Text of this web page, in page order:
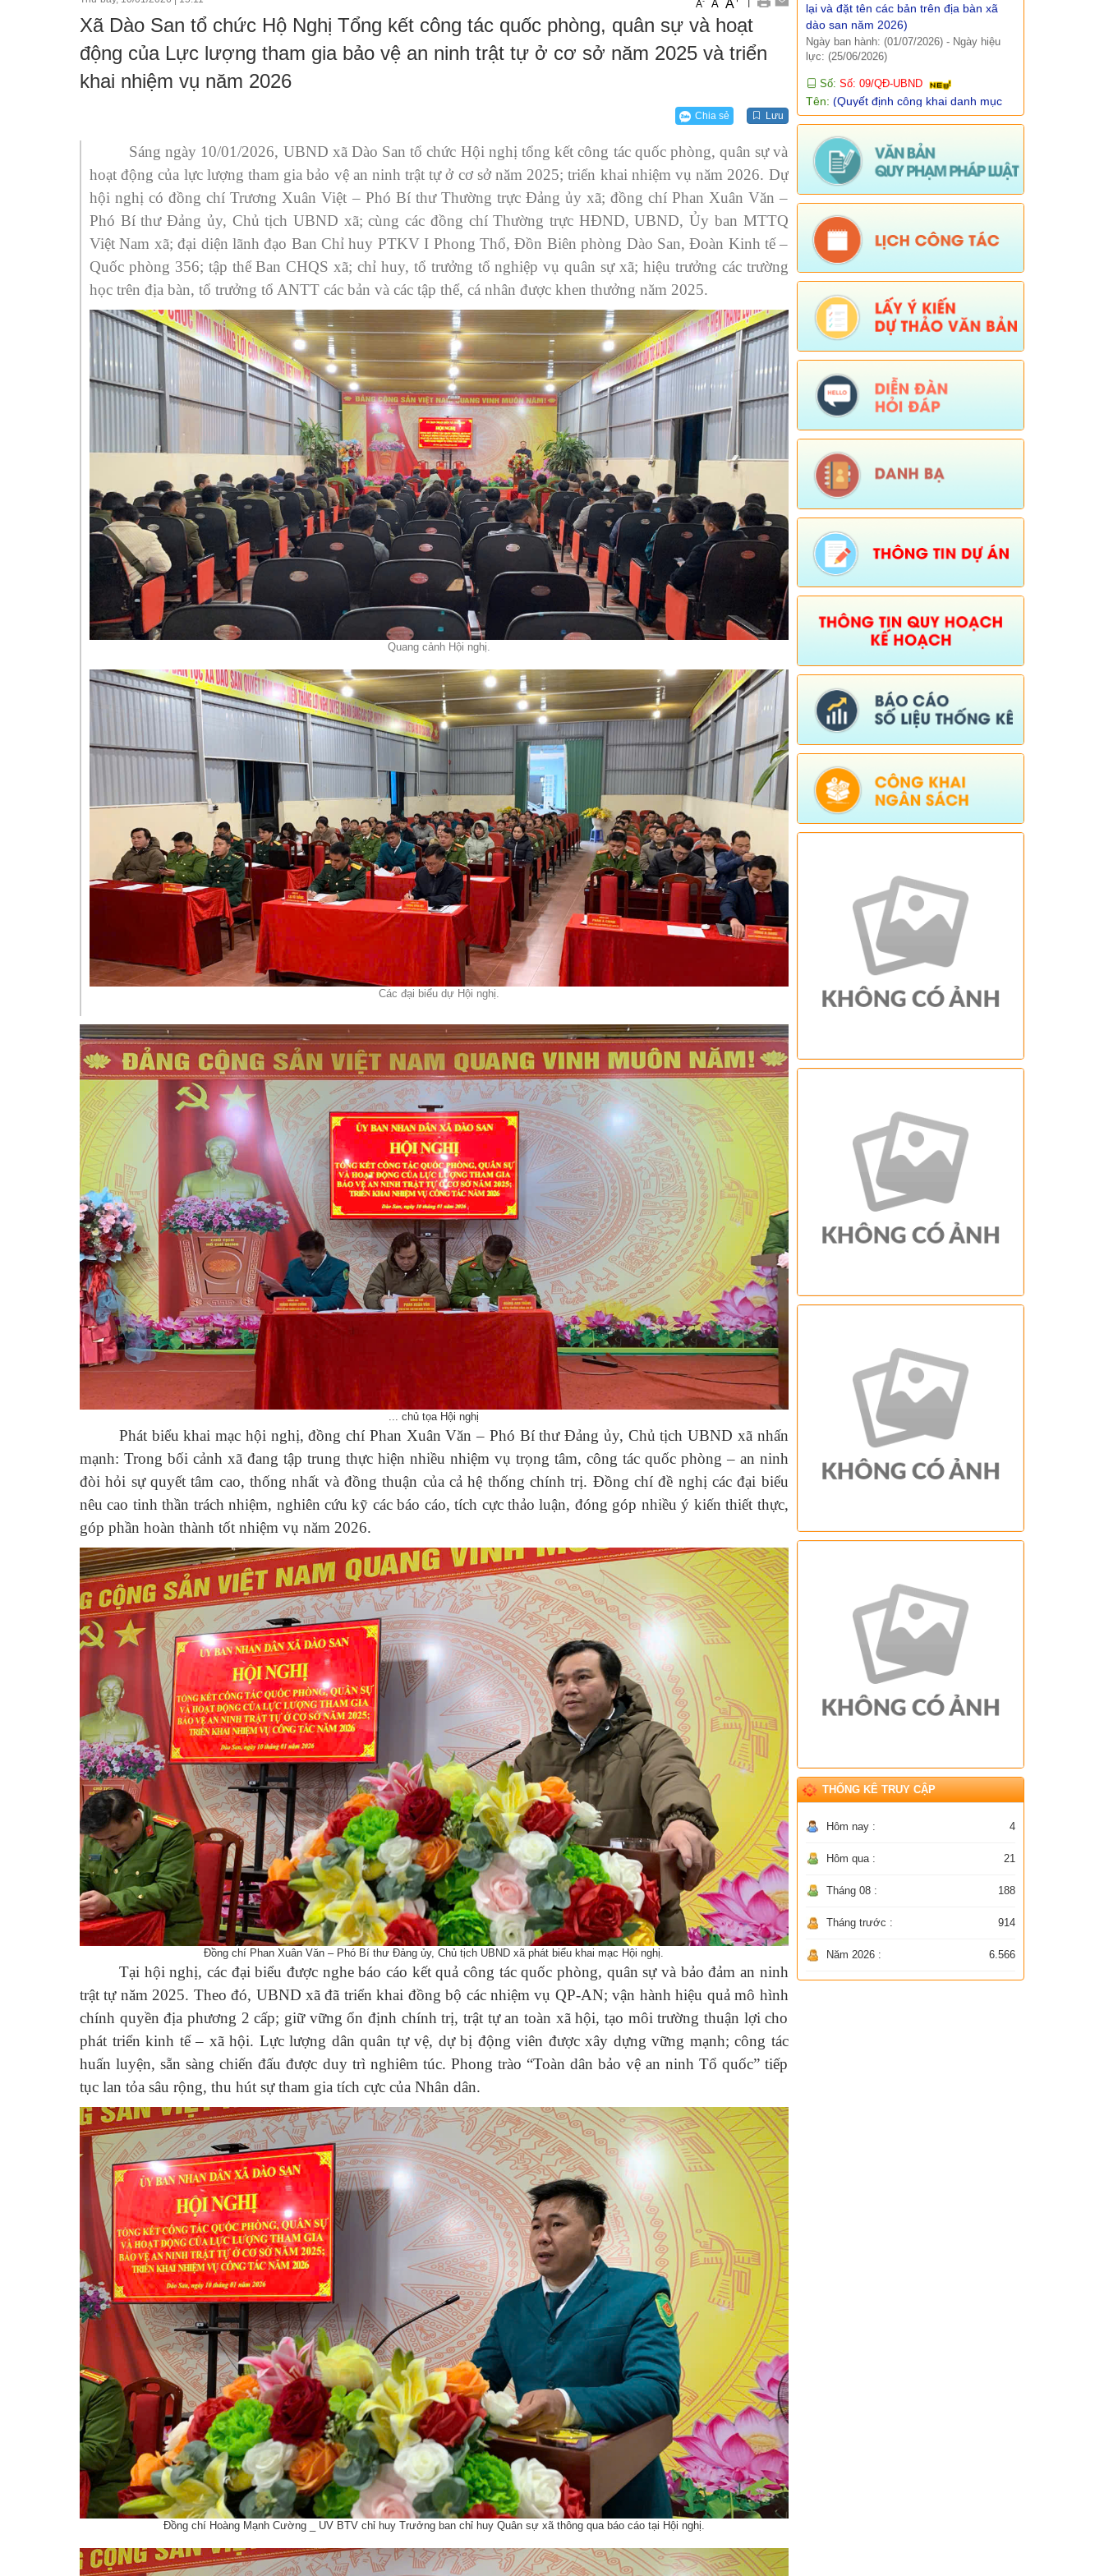
Tổ chức chính trị xã hội
Tổ chức khác
Truyền thống văn hoá
Tiểu sử tóm tắt và Nhiệm vụ đảm nhiệm Lãnh đạo
Thông tin an ninh, trật tự
Thông tin tài nguyên, môi trường
Thông báo
A A A
Xã Dào San tổ chức Hộ Nghị Tổng kết công tác quốc phòng, quân sự và hoạt
động của Lực lượng tham gia bảo vệ an ninh trật tự ở cơ sở năm 2025 và triển
khai nhiệm vụ năm 2026
Chia sẻ Lưu
Sáng ngày 10/01/2026, UBND xã Dào San tổ chức Hội nghị tổng kết công tác quốc phòng, quân sự và
hoạt động của lực lượng tham gia bảo vệ an ninh trật tự ở cơ sở năm 2025; triển khai nhiệm vụ năm 2026. Dự
hội nghị có đồng chí Trương Xuân Việt – Phó Bí thư Thường trực Đảng ủy xã; đồng chí Phan Xuân Văn –
Phó Bí thư Đảng ủy, Chủ tịch UBND xã; cùng các đồng chí Thường trực HĐND, UBND, Ủy ban MTTQ
Việt Nam xã; đại diện lãnh đạo Ban Chỉ huy PTKV I Phong Thổ, Đồn Biên phòng Dào San, Đoàn Kinh tế –
Quốc phòng 356; tập thể Ban CHQS xã; chỉ huy, tổ trưởng tổ nghiệp vụ quân sự xã; hiệu trưởng các trường
học trên địa bàn, tổ trưởng tổ ANTT các bản và các tập thể, cá nhân được khen thưởng năm 2025.
Quang cảnh Hội nghị.
Các đại biểu dựHội nghị
... chủ tọa Hội nghị
Phát biểu khai mạc hội nghị, đồng chí Phan Xuân Văn – Phó Bí thư Đảng ủy, Chủ tịch UBND xã nhấn
mạnh: Trong bối cảnh xã đang tập trung thực hiện nhiều nhiệm vụ trọng tâm, công tác quốc phòng – an ninh
đòi hỏi sự quyết tâm cao, thống nhất và đồng thuận của cả hệ thống chính trị. Đồng chí đề nghị các đại biểu
nêu cao tinh thần trách nhiệm, nghiên cứu kỹ các báo cáo, tích cực thảo luận, đóng góp nhiều ý kiến thiết thực,
góp phần hoàn thành tốt nhiệm vụ năm 2026.
Đồng chí Phan Xuân Văn – Phó Bí thư Đảng ủy, Chủ tịch UBND xã phát biểu khai mạc Hội nghị.
Tại hội nghị, các đại biểu được nghe báo cáo kết quả công tác quốc phòng, quân sự và bảo đảm an ninh
trật tự năm 2025. Theo đó, UBND xã đã triển khai đồng bộ các nhiệm vụ QP-AN; vận hành hiệu quả mô hình
chính quyền địa phương 2 cấp; giữ vững ổn định chính trị, trật tự an toàn xã hội, tạo môi trường thuận lợi cho
phát triển kinh tế – xã hội. Lực lượng dân quân tự vệ, dự bị động viên được xây dựng vững mạnh; công tác
huấn luyện, sẵn sàng chiến đấu được duy trì nghiêm túc. Phong trào “Toàn dân bảo vệ an ninh Tổ quốc” tiếp
tục lan tỏa sâu rộng, thu hút sự tham gia tích cực của Nhân dân.
Đồng chí Hoàng Mạnh Cường _ UV BTV chỉ huy Trưởng ban chỉ huy Quân sự xã thông qua báo cáo tại Hội nghị.
Tên:(Quyết định công khai danh mục
thủ tục hành chính thuộc thẩm quyền
giải quyết của UBND xã Dào San)
lực: (06/01/2026)
Tên:(Quyết định về việc công khai
danh mục thủ tục hành chính thực hiện
không phụ thuộc vào địa giới hành
chính trên địa bàn xã Dào San)
Ngày ban hành: (15/04/2026) -Ngày hiệu
Số:38/PKT - TB
Tên:(Về việc niêm yết công khai, lấy ý
kiến của tổ chức, chuyên gia và cộng
hoạch chung xã Dào San, tỉnh Lai Châu
đến năm 2045)
Ngày ban hành: (25/02/2026)
Số:Số: 01/2026/QĐ-UBND
Tên:(QUYẾT ĐỊNH Quyết định bãi bỏ
Quyết định số 01/2025/QĐ-UBND ngày
01 tháng 07 năm 2025 của Ủy ban
nhân dân xã ban hành quy chế làm việc
nhiệm kỳ 2021-2026)
Ngày ban hành: (06/02/2026)
lực: (04/02/2026)
Tên:(Chương trình tiết kiệm, chống
lãng phí năm 2026)
Ngày ban hành: (23/01/2026)
Tên:(Kế hoạch triển khai thực hiện dự
án 1 Hỗ trợ đất ở xã Dào San năm 2025
thuộc Chương trình MTQG phát triển
kinh tế xã hội vùng đồng bào dân tộc
2025)
Ngày ban hành: (26/08/2025) -Ngày hiệu
lực: (01/12/2025)
THỐNG KÊ TRUY CẬP
Hôm nay : 4
Hôm qua : 21
Tháng 08 : 188
Tháng trước : 914
Năm 2026 : 6.566